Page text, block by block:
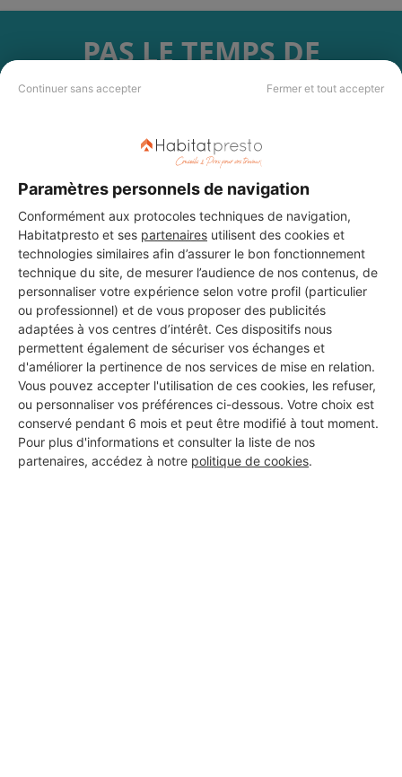
Continuer sans accepter Fermer et tout accepter
Paramètres personnels de navigation
Conformément aux protocoles techniques de navigation,
Habitatpresto et ses partenaires utilisent des cookies et
technologies similaires afin d’assurer le bon fonctionnement
technique du site, de mesurer l’audience de nos contenus, de
personnaliser votre expérience selon votre profil (particulier
ou professionnel) et de vous proposer des publicités
adaptées à vos centres d’intérêt. Ces dispositifs nous
permettent également de sécuriser vos échanges et
d'améliorer la pertinence de nos services de mise en relation.
Vous pouvez accepter l'utilisation de ces cookies, les refuser,
ou personnaliser vos préférences ci-dessous. Votre choix est
conservé pendant 6 mois et peut être modifié à tout moment.
Pour plus d'informations et consulter la liste de nos
partenaires, accédez à notre politique de cookies.
PAS LE TEMPS DE
CHERCHER ?
choisir ? Demandez des devis travauxauprès de notre réseau de 5 000
professionnels partout en France.
DEMANDER UN DEVIS